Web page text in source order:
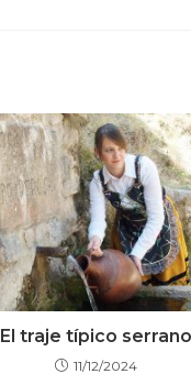
El traje típico serrano
11/12/2024